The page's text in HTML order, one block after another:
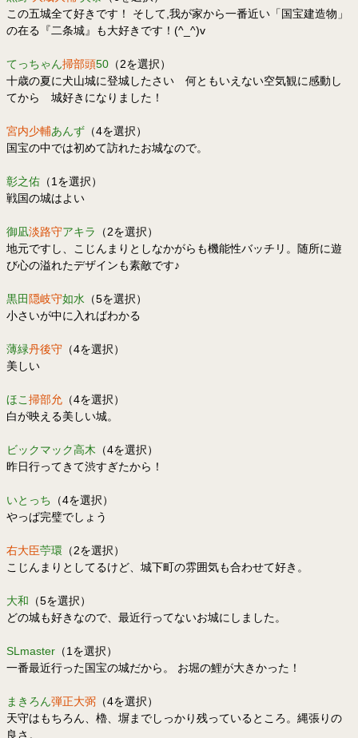
この五城全て好きです！ そして,我が家から一番近い「国宝建造物」
の在る『二条城』も大好きです！(^_^)v
てっちゃん掃部頭50 （2を選択）
十歳の夏に犬山城に登城したさい 何ともいえない空気観に感動し
てから 城好きになりました！
宮内少輔あんず （4を選択）
国宝の中では初めて訪れたお城なので。
彰之佑 （1を選択）
戦国の城はよい
御凪淡路守アキラ
（2を選択）
地元ですし、こじんまりとしなかがらも機能性バッチリ。随所に遊
び心の溢れたデザインも素敵です♪
黒田 隠岐守如水 （5を選択）
小さいが中に入ればわかる
薄緑丹後守 （4を選択）
美しい
ほこ 掃部允 （4を選択）
白が映える美しい城。
ビックマック高木 （4を選択）
昨日行ってきて渋すぎたから！
いとっち （4を選択）
やっぱ完璧でしょう
右大臣苧環 （2を選択）
こじんまりとしてるけど、城下町の雰囲気も合わせて好き。
大和 （5を選択）
どの城も好きなので、最近行ってないお城にしました。
SLmaster （1を選択）
一番最近行った国宝の城だから。 お堀の鯉が大きかった！
まきろん弾正大弼 （4を選択）
天守はもちろん、櫓、塀までしっかり残っているところ。縄張りの
良さ。